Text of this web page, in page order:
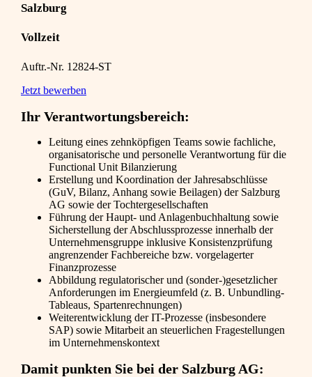
Salzburg
Vollzeit
Auftr.-Nr. 12824-ST
Jetzt bewerben
Ihr Verantwortungsbereich:
Leitung eines zehnköpfigen Teams sowie fachliche,
organisatorische und personelle Verantwortung für die
Functional Unit Bilanzierung
Erstellung und Koordination der Jahresabschlüsse
(GuV, Bilanz, Anhang sowie Beilagen) der Salzburg
AG sowie der Tochtergesellschaften
Führung der Haupt- und Anlagenbuchhaltung sowie
Sicherstellung der Abschlussprozesse innerhalb der
Unternehmensgruppe inklusive Konsistenzprüfung
angrenzender Fachbereiche bzw. vorgelagerter
Finanzprozesse
Abbildung regulatorischer und (sonder-)gesetzlicher
Anforderungen im Energieumfeld (z. B. Unbundling-
Tableaus, Spartenrechnungen)
Weiterentwicklung der IT-Prozesse (insbesondere
SAP) sowie Mitarbeit an steuerlichen Fragestellungen
im Unternehmenskontext
Damit punkten Sie bei der Salzburg AG: